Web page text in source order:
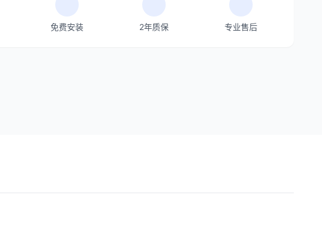
免费安装 2年质保 专业售后